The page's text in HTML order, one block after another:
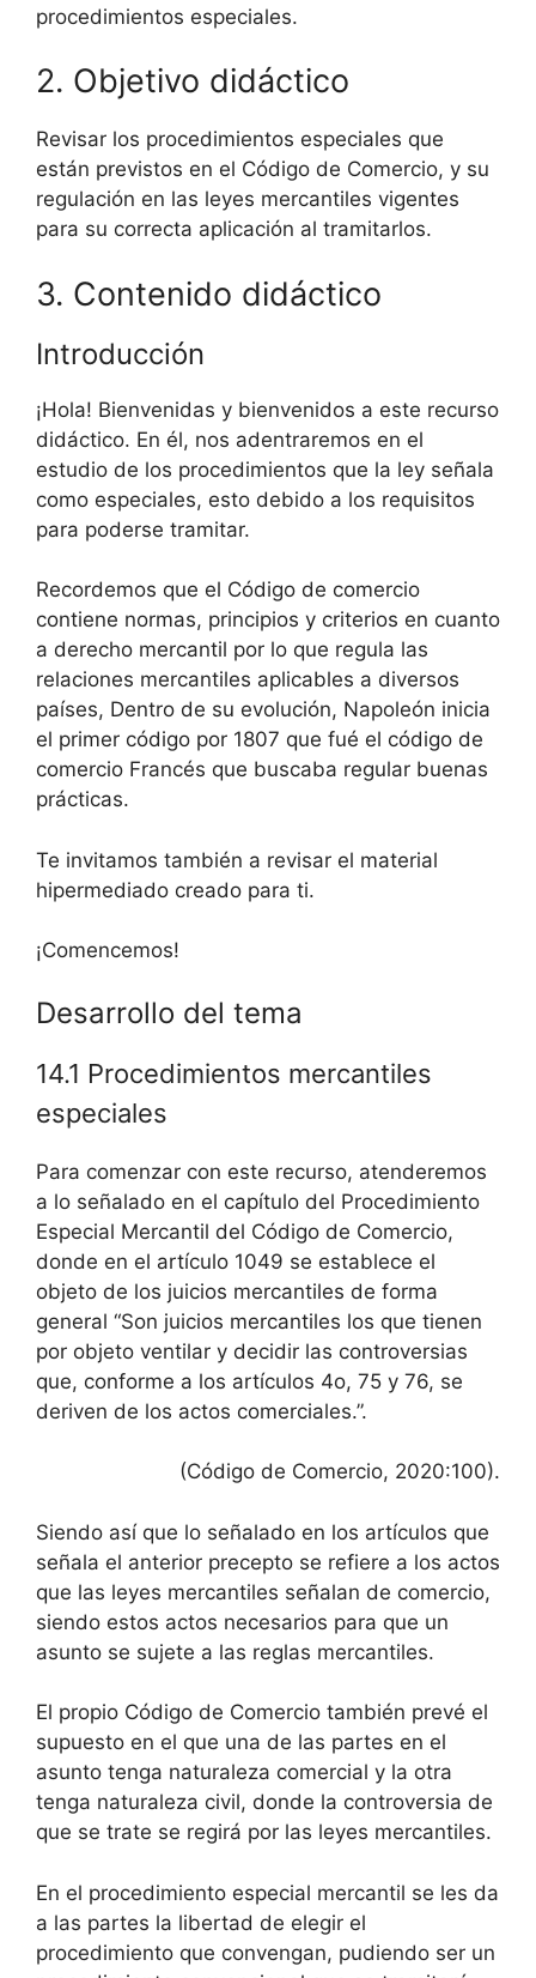
procedimientos especiales.
2. Objetivo didáctico
Revisar los procedimientos especiales que
están previstos en el Código de Comercio, y su
regulación en las leyes mercantiles vigentes
para su correcta aplicación al tramitarlos.
3. Contenido didáctico
Introducción
¡Hola! Bienvenidas y bienvenidos a este recurso
didáctico. En él, nos adentraremos en el
estudio de los procedimientos que la ley señala
como especiales, esto debido a los requisitos
para poderse tramitar.
Recordemos que el Código de comercio
contiene normas, principios y criterios en cuanto
a derecho mercantil por lo que regula las
relaciones mercantiles aplicables a diversos
países, Dentro de su evolución, Napoleón inicia
el primer código por 1807 que fué el código de
comercio Francés que buscaba regular buenas
prácticas.
Te invitamos también a revisar el material
hipermediado creado para ti.
¡Comencemos!
Desarrollo del tema
14.1 Procedimientos mercantiles
especiales
Para comenzar con este recurso, atenderemos
a lo señalado en el capítulo del Procedimiento
Especial Mercantil del Código de Comercio,
donde en el artículo 1049 se establece el
objeto de los juicios mercantiles de forma
general “Son juicios mercantiles los que tienen
por objeto ventilar y decidir las controversias
que, conforme a los artículos 4o, 75 y 76, se
deriven de los actos comerciales.”.
(Código de Comercio, 2020:100).
Siendo así que lo señalado en los artículos que
señala el anterior precepto se refiere a los actos
que las leyes mercantiles señalan de comercio,
siendo estos actos necesarios para que un
asunto se sujete a las reglas mercantiles.
El propio Código de Comercio también prevé el
supuesto en el que una de las partes en el
asunto tenga naturaleza comercial y la otra
tenga naturaleza civil, donde la controversia de
que se trate se regirá por las leyes mercantiles.
En el procedimiento especial mercantil se les da
a las partes la libertad de elegir el
procedimiento que convengan, pudiendo ser un